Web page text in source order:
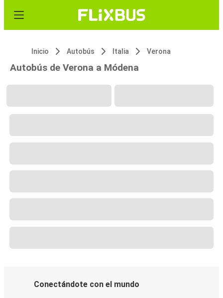
Inicio Autobús Italia Verona
Autobús de Verona a Módena
Conectándote con el mundo